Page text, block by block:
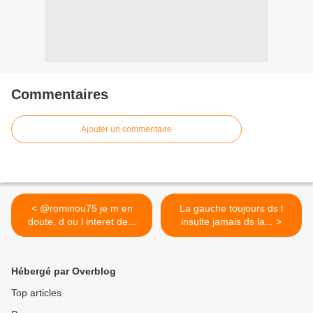
Commentaires
Ajouter un commentaire
< @rominou75 je m en
doute, d ou l interet de...
La gauche toujours ds l
insulte jamais ds la... >
Hébergé par Overblog
Top articles